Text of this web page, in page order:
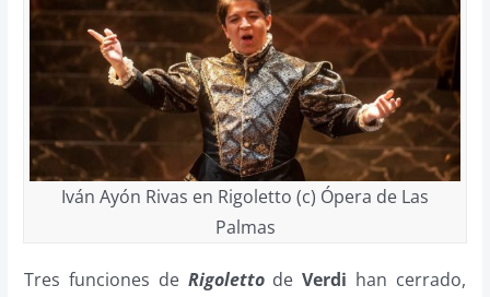
Iván Ayón Rivas en Rigoletto (c) Ópera de Las
Palmas
Tres funciones de RigolettodeVerdi han cerrado,